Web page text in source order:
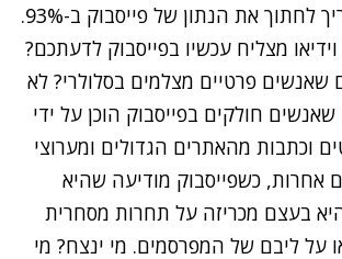
את הנתון של פייסבוק ב-93%.
וידיאו מצליח עכשיו בפייסבוק לדעתכם?
שאנשים פרטיים מצלמים בסלולרי? לא
שאנשים חולקים בפייסבוק הוכן על ידי
וכתבות מהאתרים הגדולים ומערוצי
אחרות, כשפייסבוק מודיעה שהיא
היא בעצם מכריזה על תחרות מסחרית
על ליבם של המפרסמים. מי ינצח? מי